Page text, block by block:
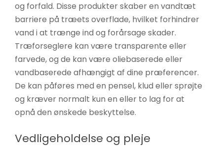
og forfald. Disse produkter skaber en vandtæt
barriere på træets overflade, hvilket forhindrer
vand i at trænge ind og forårsage skader.
Træforseglere kan være transparente eller
farvede, og de kan være oliebaserede eller
vandbaserede afhængigt af dine præferencer.
De kan påføres med en pensel, klud eller sprøjte
og kræver normalt kun en eller to lag for at
opnå den ønskede beskyttelse.
Vedligeholdelse og pleje